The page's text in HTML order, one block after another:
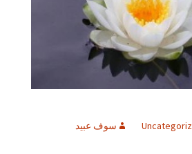
سوف عبيد